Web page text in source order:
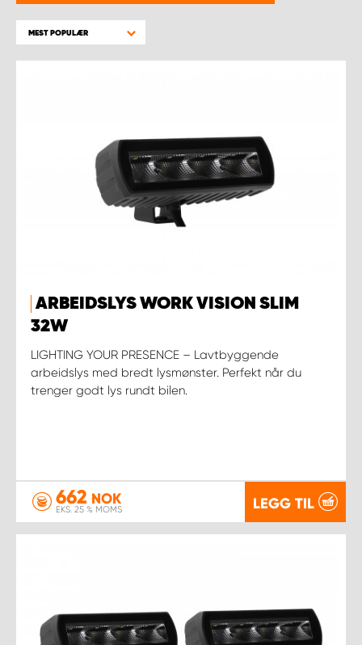
MEST POPULÆR
ARBEIDSLYS WORK VISION SLIM
32W
LIGHTING YOUR PRESENCE – Lavtbyggende
arbeidslys med bredt lysmønster. Perfekt når du
trenger godt lys rundt bilen.
662 NOK
EKS. 25 % MOMS LEGG TIL
WORK SYSTEM BERGEN
WORK SYSTEM KEY ACCOUNT
WORK SYSTEM NORWAY
WORK SYSTEM TRONDHEIM